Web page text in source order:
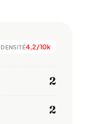
DENSITÉ4,2/10k
2
2